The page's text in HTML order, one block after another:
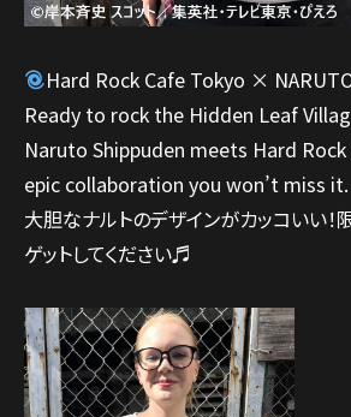
Hard Rock Cafe Tokyo ×
Ready to rock the Hidden Leaf
Naruto Shippuden meets Hard
epic collaboration you won’t miss it.
大胆なナルトのデザインがカッコいい
ゲットしてください♬